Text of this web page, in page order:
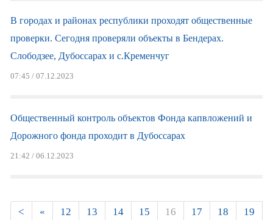
В городах и районах республики проходят общественные
проверки. Сегодня проверяли объекты в Бендерах.
Слободзее, Дубоссарах и с.Кременчуг
07:45 / 07.12.2023
Общественный контроль объектов Фонда капвложений и
Дорожного фонда проходит в Дубоссарах
21:42 / 06.12.2023
< « 12 13 14 15 16 17 18
19